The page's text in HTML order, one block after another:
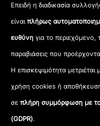
Επειδή η διαδικασία
είναιπλήρως
ευθύνη για το περιεχόμενο,
παραβιάσεις που
Η επισκεψιμότητα μετριέται
χρήση cookies ή
σεπλήρη συμμόρφωση με
(GDPR).